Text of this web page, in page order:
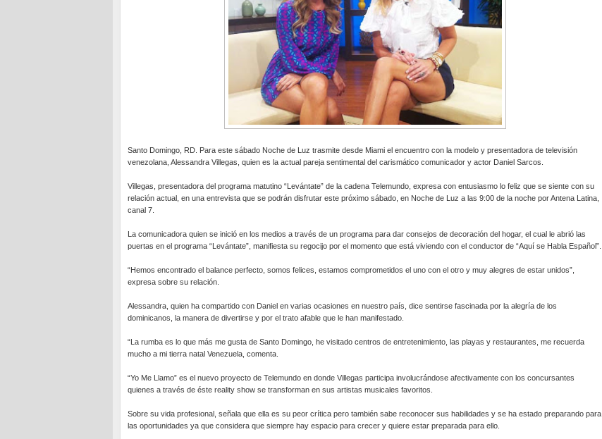
Santo Domingo, RD. Para este sábado Noche de Luz trasmite desde Miami el encuentro con la modelo y presentadora de televisión
venezolana, Alessandra Villegas, quien es la actual pareja sentimental del carismático comunicador y actor Daniel Sarcos.
Villegas, presentadora del programa matutino “Levántate” de la cadena Telemundo, expresa con entusiasmo lo feliz que se siente con su
relación actual, en una entrevista que se podrán disfrutar este próximo sábado, en Noche de Luz a las 9:00 de la noche por Antena Latina,
canal 7.
La comunicadora quien se inició en los medios a través de un programa para dar consejos de decoración del hogar, el cual le abrió las
puertas en el programa “Levántate”, manifiesta su regocijo por el momento que está viviendo con el conductor de “Aquí se Habla Español”.
“Hemos encontrado el balance perfecto, somos felices, estamos comprometidos el uno con el otro y muy alegres de estar unidos”,
expresa sobre su relación.
Alessandra, quien ha compartido con Daniel en varias ocasiones en nuestro país, dice sentirse fascinada por la alegría de los
dominicanos, la manera de divertirse y por el trato afable que le han manifestado.
“La rumba es lo que más me gusta de Santo Domingo, he visitado centros de entretenimiento, las playas y restaurantes, me recuerda
mucho a mi tierra natal Venezuela, comenta.
“Yo Me Llamo” es el nuevo proyecto de Telemundo en donde Villegas participa involucrándose afectivamente con los concursantes
quienes a través de éste reality show se transforman en sus artistas musicales favoritos.
Sobre su vida profesional, señala que ella es su peor crítica pero también sabe reconocer sus habilidades y se ha estado preparando para
las oportunidades ya que considera que siempre hay espacio para crecer y quiere estar preparada para ello.